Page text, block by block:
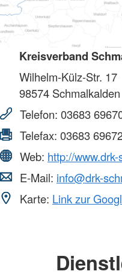
Kreisverband
Wilhelm-Külz-Str. 17
98574 Schmalkalden
Telefon: 03683
Telefax: 03683
Web: http://
E-Mail: info@drk-
Karte: Link zur